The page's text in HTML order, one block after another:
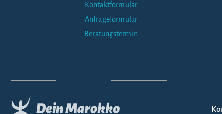
Kontaktformular
Anfrageformular
Beratungstermin